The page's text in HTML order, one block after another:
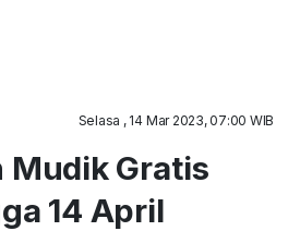
Selasa , 14 Mar 2023, 07:00 WIB
Mudik Gratis
14 April